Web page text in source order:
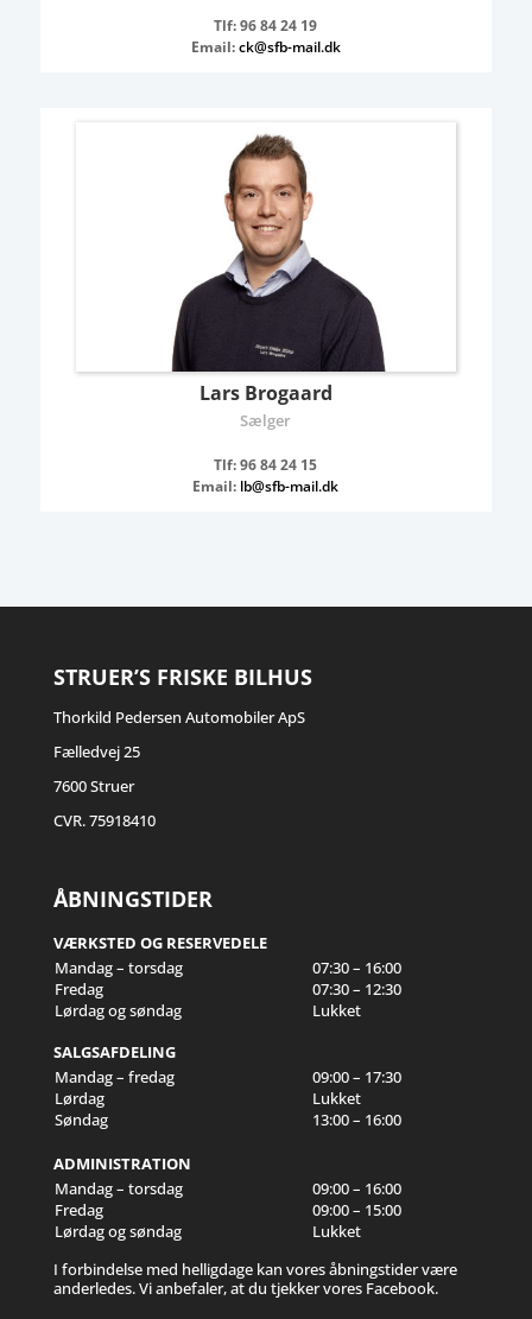
Tlf: 96 84 24 19
Email:ck@sfb-mail.dk
Lars Brogaard
Sælger
Tlf: 96 84 24 15
Email: lb@sfb-mail.dk
STRUER’S FRISKE BILHUS
Thorkild Pedersen Automobiler ApS
Fælledvej 25
7600 Struer
CVR. 75918410
ÅBNINGSTIDER
VÆRKSTED OG RESERVEDELE
Mandag – torsdag
07:30 – 16:00
Fredag
07:30 – 12:30
Lørdag og søndag
Lukket
SALGSAFDELING
Mandag – fredag
09:00 – 17:30
Lørdag
Lukket
Søndag
13:00 – 16:00
ADMINISTRATION
Mandag – torsdag
09:00 – 16:00
Fredag
09:00 – 15:00
Lørdag og søndag
Lukket
I forbindelse med helligdage kan vores åbningstider være
anderledes. Vi anbefaler, at du tjekker vores Facebook.